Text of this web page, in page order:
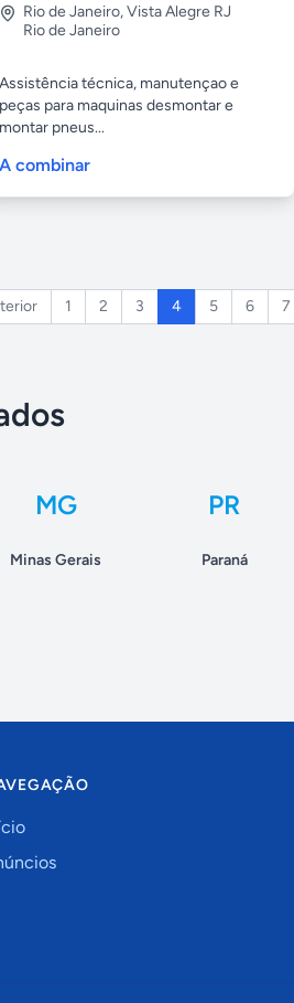
Rio de Janeiro,Vista Alegre RJ
Rio de Janeiro
Assistência técnica, manutençao e
peças para maquinas desmontar e
montar pneus...
A combinar
1 2 3 4 5 6 7
MG
Minas Gerais
PR
Paraná